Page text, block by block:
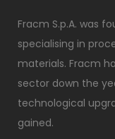
Fracm S.p.A. was
specialising in
materials. Fracm
sector down the
technological
gained.